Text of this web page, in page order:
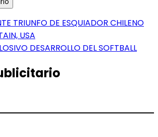
TRIUNFO DE ESQUIADOR CHILENO
USA
DESARROLLO DEL SOFTBALL